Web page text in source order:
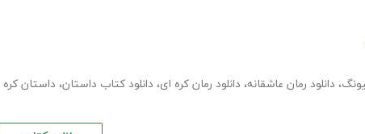
، دانلود رمان عاشقانه، دانلود رمان کره ای، دانلود کتاب داستان، داستان کره